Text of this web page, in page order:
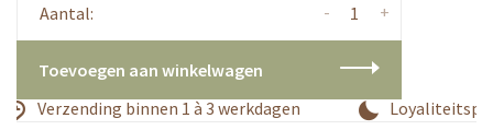
Aantal: +
-
Toevoegen aan winkelwagen
Verzending binnen 1 à 3 werkdagen